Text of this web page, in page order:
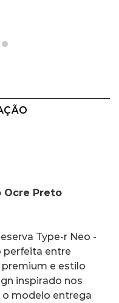
Ocre Preto
Type-r Neo -
perfeita entre
e estilo
inspirado nos
o modelo entrega